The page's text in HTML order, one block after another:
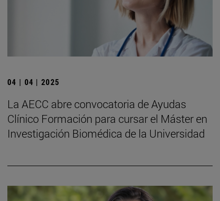
04 | 04 | 2025
La AECC abre convocatoria de Ayudas
Clínico Formación para cursar el Máster en
Investigación Biomédica de la Universidad